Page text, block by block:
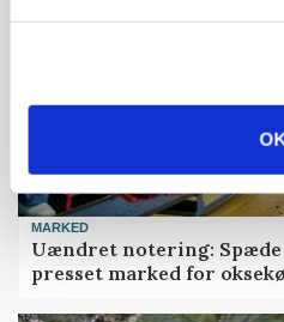
MARKED
Uændret notering:
presset marked for